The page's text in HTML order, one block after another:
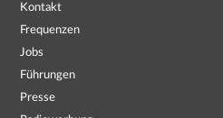
Kontakt
Frequenzen
Jobs
Führungen
Presse